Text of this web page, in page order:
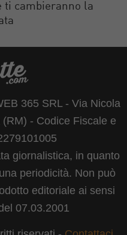
ti cambieranno la
365 SRL - Via Nicola
- Codice Fiscale e
giornalistica, in quanto
periodicità. Non può
editoriale ai sensi
07.03.2001